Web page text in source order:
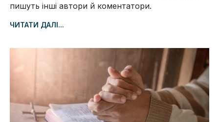
пишуть інші автори й коментатори.
ЧИТАТИ ДАЛІ...